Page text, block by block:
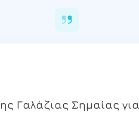
Γαλάζιας Σημαίας